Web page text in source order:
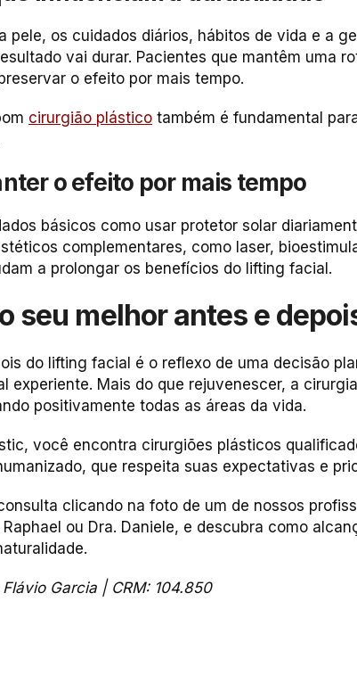
pele, os cuidados diários, hábitos de vida e a
vai durar. Pacientes que mantêm uma
o efeito por mais tempo.
cirurgião plástico também é fundamental
o efeito por mais tempo
básicos como usar protetor solar
complementares, como laser,
a prolongar os benefícios do lifting facial.
seu melhor antes e
do lifting facial é o reflexo de uma decisão
experiente. Mais do que rejuvenescer, a
positivamente todas as áreas da vida.
você encontra cirurgiões plásticos
que respeita suas expectativas e
clicando na foto de um de nossos
ou Dra. Daniele, e descubra como
Garcia | CRM: 104.850